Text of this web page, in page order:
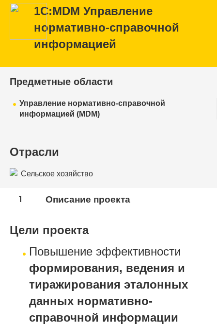
1С:MDM Управление
нормативно-справочной
информацией
Предметные области
Управление нормативно-справочной
информацией (MDM)
Отрасли
Сельское хозяйство
1 Описание проекта
Цели проекта
Повышение эффективности
формирования, ведения и
тиражирования эталонных
данных нормативно-
справочной информации